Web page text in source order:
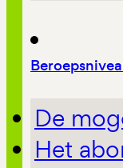
De
Het